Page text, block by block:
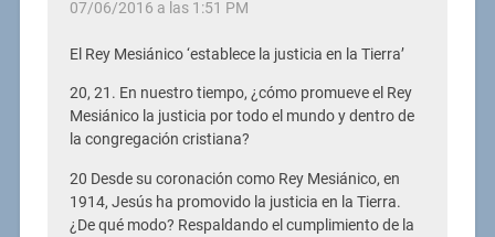
07/06/2016 a las 1:51 PM
El Rey Mesiánico ‘establece la justicia en la Tierra’
20, 21. En nuestro tiempo, ¿cómo promueve el Rey
Mesiánico la justicia por todo el mundo y dentro de
la congregación cristiana?
20 Desde su coronación como Rey Mesiánico, en
1914, Jesús ha promovido la justicia en la Tierra.
¿De qué modo? Respaldando el cumplimiento de la